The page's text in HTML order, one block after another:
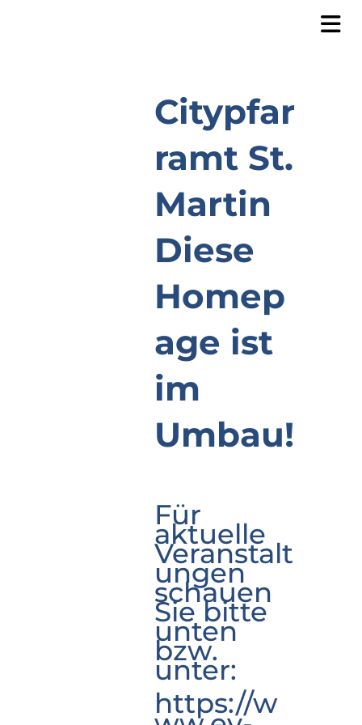
Citypfar
ramt St.
Martin
Diese
Homep
age ist
im
Umbau!
Für
aktuelle
Veranstalt
ungen
schauen
Sie bitte
unten
bzw.
unter:
https://w